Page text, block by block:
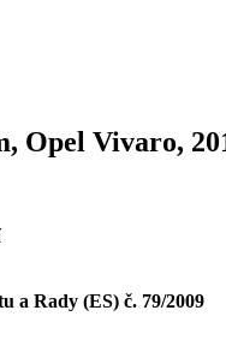
Opel Vivaro,
a Rady (ES) č. 79/2009